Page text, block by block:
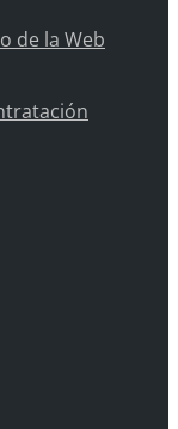
de la Web